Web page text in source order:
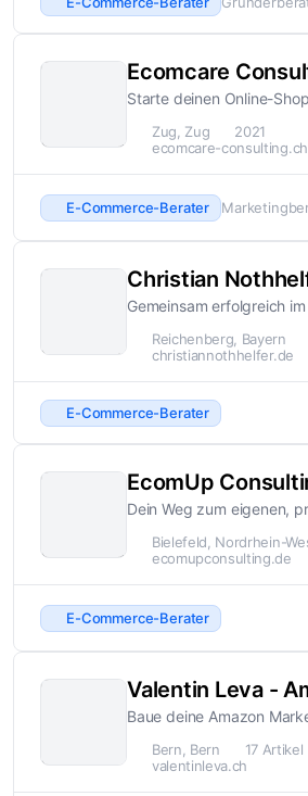
Ecomcare
Starte deinen Online-
Zug, Zug
2021
ecomcare-consulting.ch
E-Commerce-Berater
Christian
Gemeinsam erfolgreich
Reichenberg, Bayern
christiannothhelfer.de
E-Commerce-Berater
EcomUp
Dein Weg zum eigenen,
Bielefeld, Nordrhein-
ecomupconsulting.de
E-Commerce-Berater
Valentin Leva -
Baue deine Amazon
Bern, Bern 17 Artikel
valentinleva.ch